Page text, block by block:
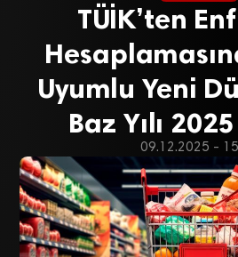
TÜİK’ten
Uyumlu Yeni
Baz Yılı
09.12.2025 -